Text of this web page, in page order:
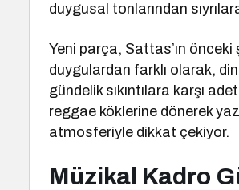
duygusal tonlarından
Yeni parça, Sattas’ın önceki
duygulardan farklı olarak,
gündelik sıkıntılara karşı
reggae köklerine dönerek
atmosferiyle dikkat çekiyor.
Müzikal Kadro